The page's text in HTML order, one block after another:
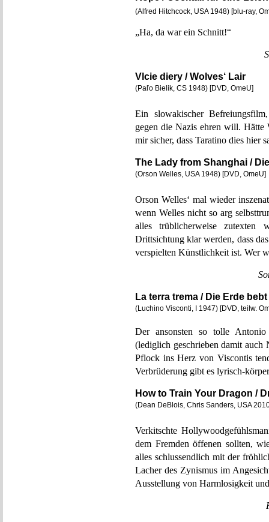
(Alfred Hitchcock, USA 1948) [blu-ray,
„Ha, da war ein Schnitt!“
Vlcie diery / Wolves‘ Lair
(Paľo Bielik, CS 1948) [DVD, OmeU]
Ein slowakischer
gegen die Nazis ehren will. Hätte
mir sicher, dass Taratino dies hier
The Lady from Shanghai /
(Orson Welles, USA 1948) [DVD, OmeU]
Orson Welles‘ mal wieder
wenn Welles nicht so arg
alles trüblicherweise
Drittsichtung klar werden, dass
verspielten Künstlichkeit ist. Wer
La terra trema / Die Erde bebt
(Luchino Visconti, I 1947) [DVD, teilw.
Der ansonsten so tolle
(lediglich geschrieben damit auch
Pflock ins Herz von Viscontis
Verbrüderung gibt es lyrisch-
How to Train Your Dragon /
(Dean DeBlois, Chris Sanders, USA
Verkitschte
dem Fremden öffenen sollten,
alles schlussendlich mit der
Lacher des Zynismus im
Ausstellung von Harmlosigkeit